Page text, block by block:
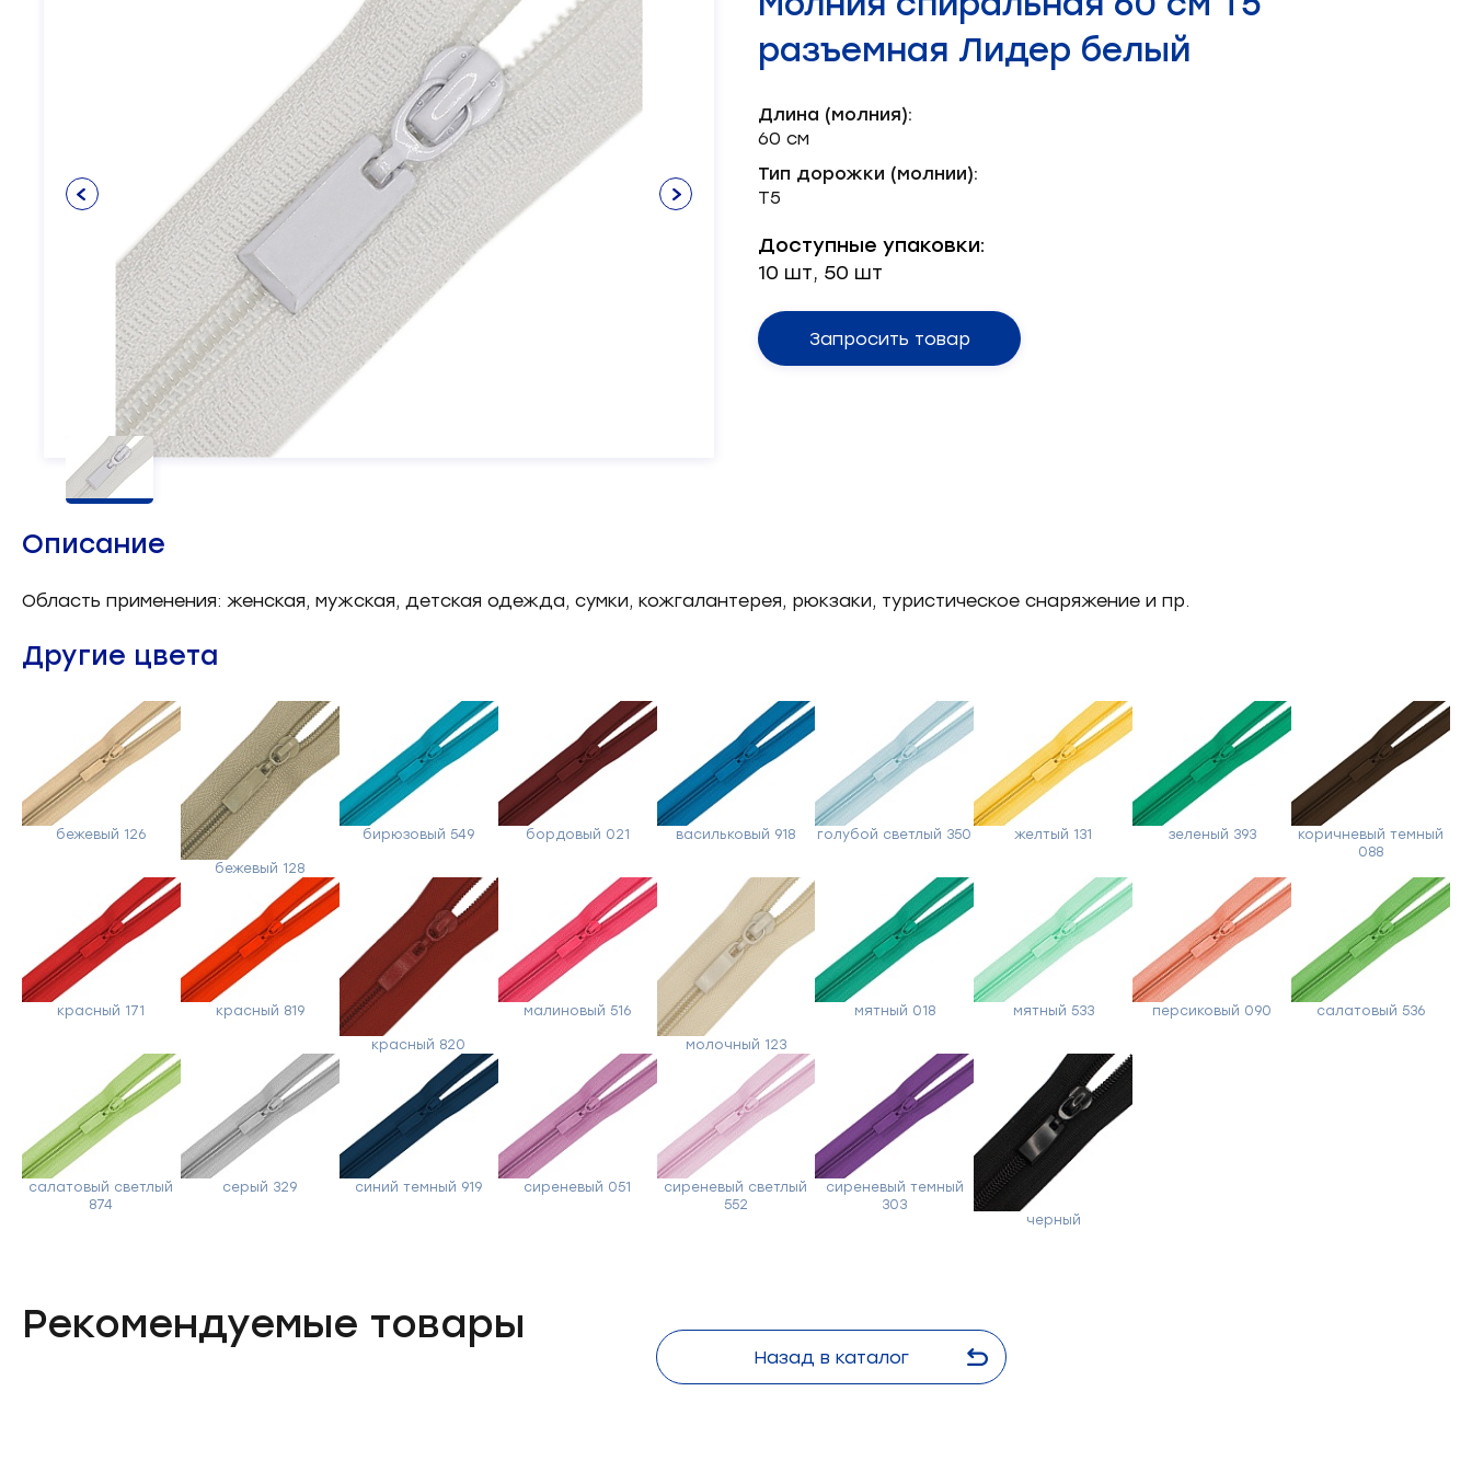
Нитки х/б
Нитки швейные
Лента брючная
Лента корсажная
Лента декоративная
Пряжка
Блочка
Хольнитен
Паты
Пукля
12
5
Клеевые и прокладочные
5
Косая бейка 3
Кружево 6
Шнуры 4
Прикладные материалы 4
Ткань подкладочная
Товары для маркировки
Утеплители и наполнители
Окантователь
оборудования
Масленка
Масло
Механизм
Ножи
Серводвигатель
Смазка
Запчасти: иглы
Нетканые материалы 2
Установочное оборудование 8
разъемная Лидер белый
Длина (молния):
60 см
Тип дорожки (молнии):
Т5
Доступные упаковки:
10 шт, 50 шт
Запросить товар
Описание
Область применения: женская, мужская, детская одежда, сумки, кожгалантерея, рюкзаки, туристическое снаряжение и пр.
Другие цвета
бежевый 126
бежевый 128
бирюзовый 549 бордовый 021 васильковый 918 голубой светлый 350 желтый 131 зеленый 393
коричневый темный
088
красный 171 красный 819
красный 820
малиновый 516
молочный 123
мятный 018 мятный 533 персиковый 090 салатовый 536
салатовый светлый
874
серый 329 синий темный 919 сиреневый 051
сиреневый светлый
552
сиреневый темный
303
черный
Рекомендуемые товары
Назад в каталог
Форма
обратной
связи
Заполните
имя